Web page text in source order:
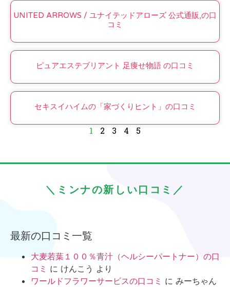
UNITED ARROWS / ユナイテッドアローズ 公式通販,の口
コミ
ピュアエステブリアント 足痩せ物語 の口コミ
セキスイハイムの「家づくりヒント」の口コミ
1 2 3 4 5
＼ミンナの新しい口コミ／
最新の口コミ一覧
大麦若葉１００％青汁（ヘルシーパートナー）の口
コミ に けんこう より
ワールドフラワーサービスの口コミ に みーちゃん